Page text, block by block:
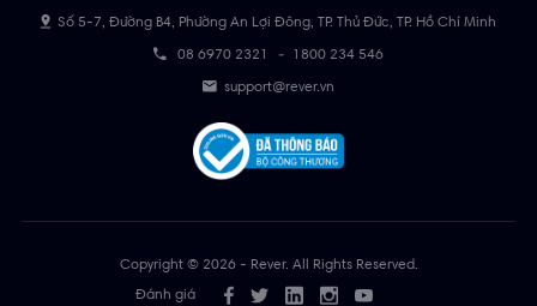
Số 5-7, Đường B4, Phường An Lợi Đông, TP. Thủ Đức, TP. Hồ Chí Minh
08 6970 2321 - 1800 234 546
support@rever.vn
Copyright © 2026 - Rever. All Rights Reserved.
Đánh giá